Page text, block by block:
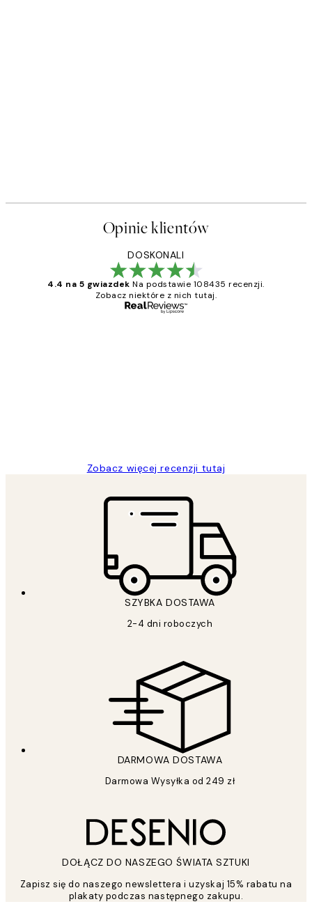
Opinie klientów
DOSKONALI
4.4 na 5 gwiazdek Na podstawie 108435 recenzji.
Zobacz niektóre z nich tutaj.
Zobacz więcej recenzji tutaj
SZYBKA DOSTAWA
2-4 dni roboczych
DARMOWA DOSTAWA
Darmowa Wysyłka od 249 zł
DOŁĄCZ DO NASZEGO ŚWIATA SZTUKI
Zapisz się do naszego newslettera i uzyskaj 15% rabatu na
plakaty podczas następnego zakupu.